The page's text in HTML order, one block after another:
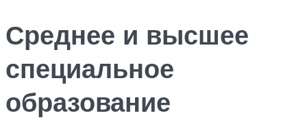
Среднее и высшее
специальное
образование